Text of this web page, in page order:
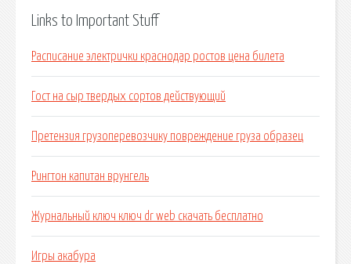
Links to Important Stuff
Расписание электрички краснодар ростов цена билета
Гост на сыр твердых сортов действующий
Претензия грузоперевозчику повреждение груза образец
Рингтон капитан врунгель
Журнальный ключ ключ dr web скачать бесплатно
Игры акабура